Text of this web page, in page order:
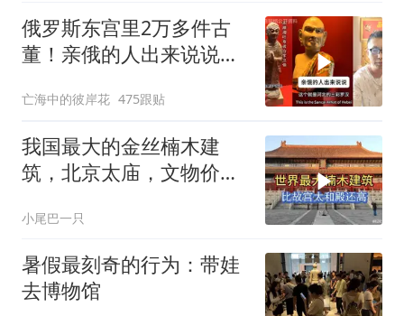
俄罗斯东宫里2万多件古
董！亲俄的人出来说说，
亡海中的彼岸花 475跟贴
我国最大的金丝楠木建
筑，北京太庙，文物价值
小尾巴一只
暑假最刻奇的行为：带娃
去博物馆